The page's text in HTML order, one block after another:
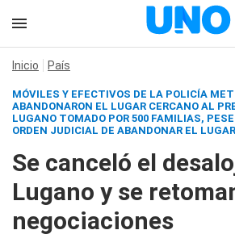
Inicio País
MÓVILES Y EFECTIVOS DE LA POLICÍA
ABANDONARON EL LUGAR CERCANO AL
LUGANO TOMADO POR 500 FAMILIAS,
ORDEN JUDICIAL DE ABANDONAR EL
Se canceló el
Lugano y se
negociaciones